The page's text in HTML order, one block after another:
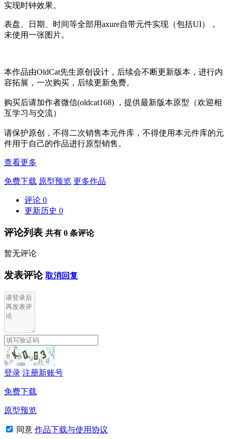
实现时钟效果。
表盘、日期、时间等全部用axure自带元件实现（包括UI），
未使用一张图片。
本作品由OldCat先生原创设计，后续会不断更新版本，进行内
容拓展，一次购买，后续更新免费。
购买后请加作者微信(oldcat168) ，提供最新版本原型（欢迎相
互学习与交流）
请保护原创，不得二次销售本元件库，不得使用本元件库的元
件用于自己的作品进行原型销售。
查看更多
免费下载 原型预览 更多作品
评论 0
更新历史 0
评论列表 共有 0 条评论
暂无评论
发表评论 取消回复
登录 注册新账号
免费下载
原型预览
同意 作品下载与使用协议